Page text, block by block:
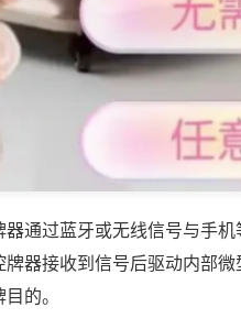
通过蓝牙或无线信号与手
器接收到信号后驱动内部
的。